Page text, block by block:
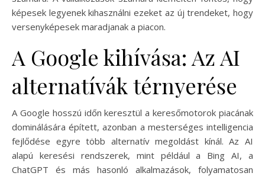
képesek legyenek kihasználni ezeket az új trendeket, hogy
versenyképesek maradjanak a piacon.
A Google kihívása: Az AI
alternatívák térnyerése
A Google hosszú időn keresztül a keresőmotorok piacának
dominálására épített, azonban a mesterséges intelligencia
fejlődése egyre több alternatív megoldást kínál. Az AI
alapú keresési rendszerek, mint például a Bing AI, a
ChatGPT és más hasonló alkalmazások, folyamatosan